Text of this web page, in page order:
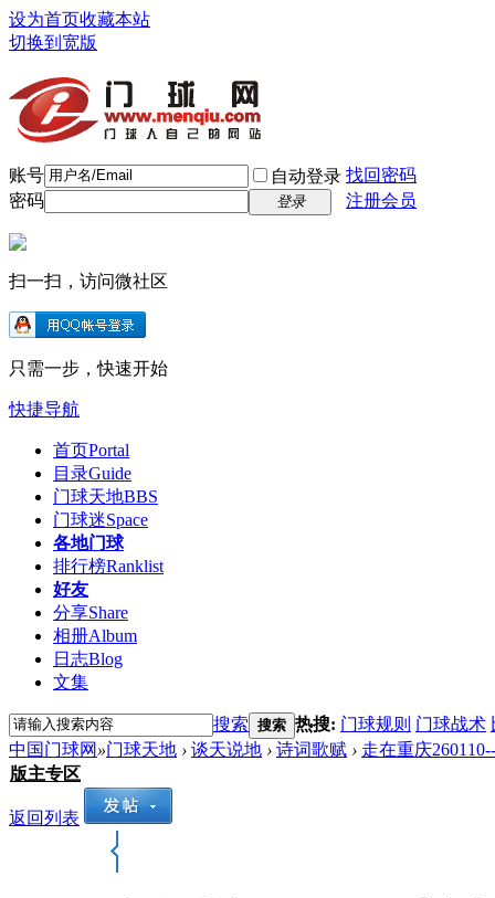
设为首页收藏本站
切换到宽版
账号 自动登录 找回密码
密码
登录 注册会员
扫一扫，访问微社区
只需一步，快速开始
快捷导航
首页Portal
目录Guide
门球天地BBS
门球迷Space
各地门球
排行榜Ranklist
好友
分享Share
相册Album
日志Blog
文集
搜索 搜索 热搜: 门球规则 门球战术
中国门球网 »门球天地 › 谈天说地 › 诗词歌赋 › 走在重庆
版主专区
返回列表